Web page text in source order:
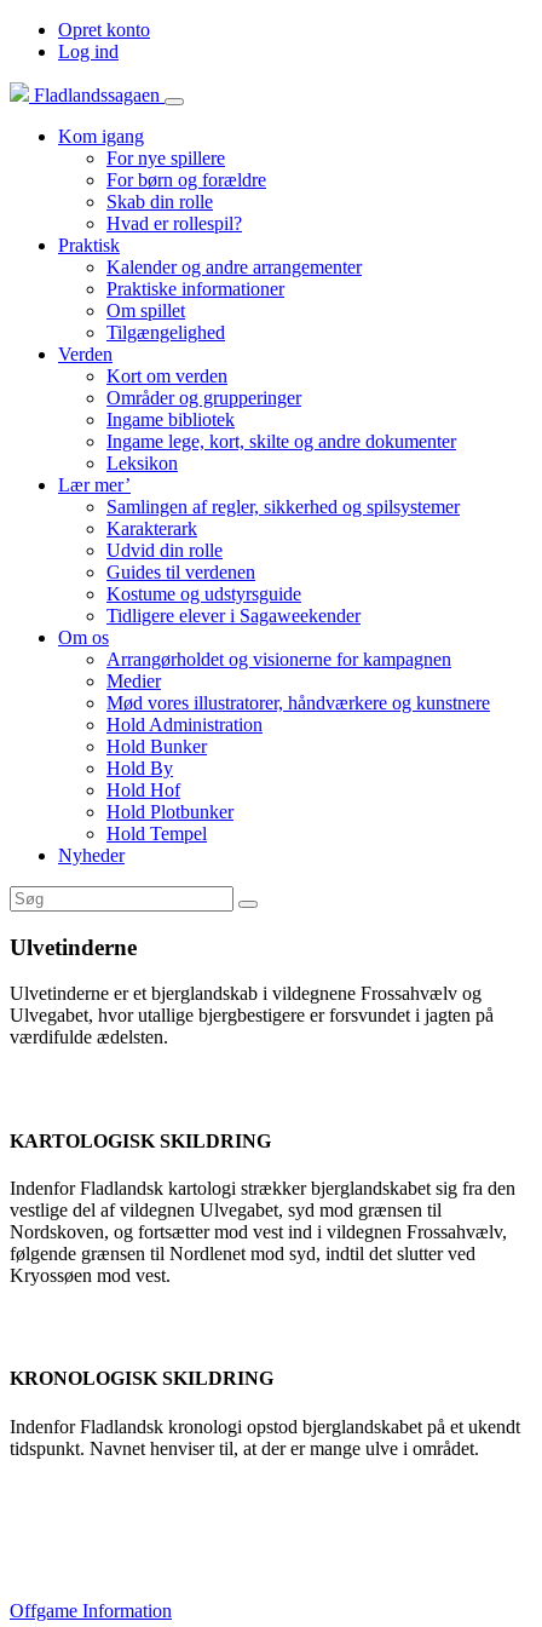
Opret konto
Log ind
Fladlandssagaen
Kom igang
For nye spillere
For børn og forældre
Skab din rolle
Hvad er rollespil?
Praktisk
Kalender og andre arrangementer
Praktiske informationer
Om spillet
Tilgængelighed
Verden
Kort om verden
Områder og grupperinger
Ingame bibliotek
Ingame lege, kort, skilte og andre dokumenter
Leksikon
Lær mer’
Samlingen af regler, sikkerhed og spilsystemer
Karakterark
Udvid din rolle
Guides til verdenen
Kostume og udstyrsguide
Tidligere elever i Sagaweekender
Om os
Arrangørholdet og visionerne for kampagnen
Medier
Mød vores illustratorer, håndværkere og kunstnere
Hold Administration
Hold Bunker
Hold By
Hold Hof
Hold Plotbunker
Hold Tempel
Nyheder
Ulvetinderne
Ulvetinderne er et bjerglandskab i vildegnene Frossahvælv og
Ulvegabet, hvor utallige bjergbestigere er forsvundet i jagten på
værdifulde ædelsten.
KARTOLOGISK SKILDRING
Indenfor Fladlandsk kartologi strækker bjerglandskabet sig fra den
vestlige del af vildegnen Ulvegabet, syd mod grænsen til
Nordskoven, og fortsætter mod vest ind i vildegnen Frossahvælv,
følgende grænsen til Nordlenet mod syd, indtil det slutter ved
Kryossøen mod vest.
KRONOLOGISK SKILDRING
Indenfor Fladlandsk kronologi opstod bjerglandskabet på et ukendt
tidspunkt. Navnet henviser til, at der er mange ulve i området.
Offgame Information